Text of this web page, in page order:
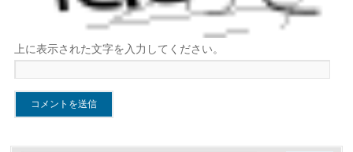
上に表示された文字を入力してください。